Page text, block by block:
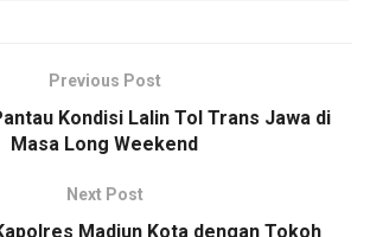
Previous Post
Kondisi Lalin Tol Trans Jawa di
Masa Long Weekend
Next Post
Madiun Kota dengan Tokoh